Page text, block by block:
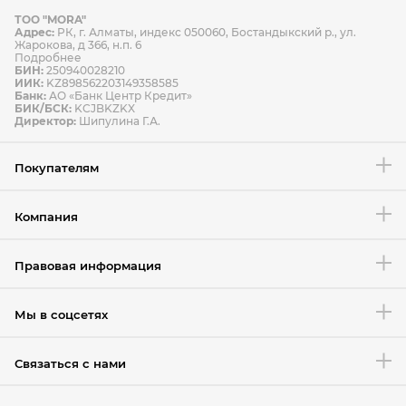
Способы оплаты Способы доставки
Условия возврата товара
ТОО "MORA"
Адрес: РК, г. Алматы, индекс 050060, Бостандыкский р., ул.
Жарокова, д 366, н.п. 6
Подробнее
БИН: 250940028210
ИИК: KZ898562203149358585
Банк: АО «Банк Центр Кредит»
БИК/БСК: KCJBKZKX
Директор: Шипулина Г.А.
Покупателям
Компания
Правовая информация
Мы в соцсетях
Связаться с нами